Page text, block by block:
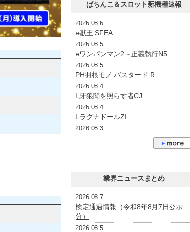
ぱちんこ＆スロット新機種速報
2026.08.6
e獣王 SFEA
2026.08.5
eワンパンマン2～正義執行N5
2026.08.5
PH羽根モノ バスタード R
2026.08.4
L牙狼闇を照らす者CJ
2026.08.4
LラグナドールZI
2026.08.3
eノーゲーム・ノーライフV2B
2026.07.30
Lゴジラ対エヴァンゲリオン2S
P大海物語4スペシャルプラスRCA
2026.07.24
P大海物語5スペシャルALTA2
業界ニュースまとめ
2026.08.7
検定通過情報（令和8年8月7日公示
分）
2026.08.5